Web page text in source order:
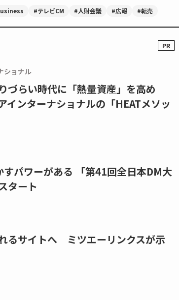
#テレビCM #人財会議 #広報 #転売
ショナル
づらい時代に「熱量資産」を高め
ンターナショナルの「HEATメソッ
すパワーがある 「第41回全日本DM大
タート
るサイトへ ミツエーリンクスが示